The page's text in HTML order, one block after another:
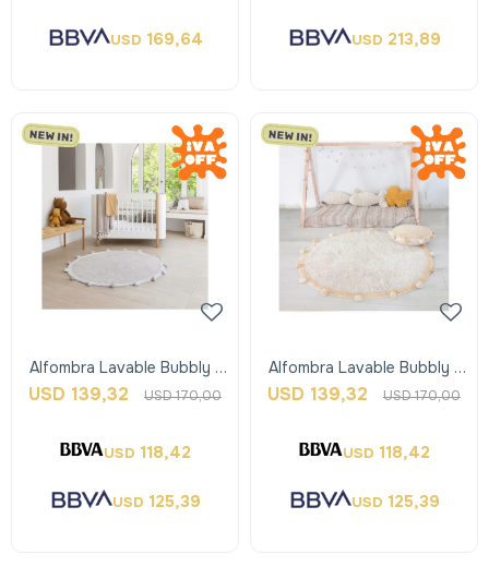
USD 169,64 USD 213,89
Alfombra Lavable Bubbly -
Gris - Lorena Canals
USD 139,32 USD170,00
USD 118,42
USD 125,39
Alfombra Lavable Bubbly -
Honey - Lorena Canals
USD 139,32 USD170,00
USD 118,42
USD 125,39